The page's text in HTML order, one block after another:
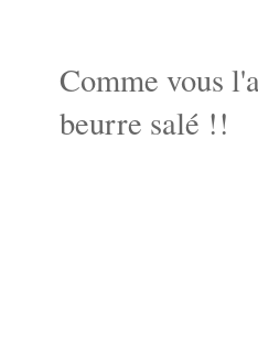
Comme vous
beurre salé !!